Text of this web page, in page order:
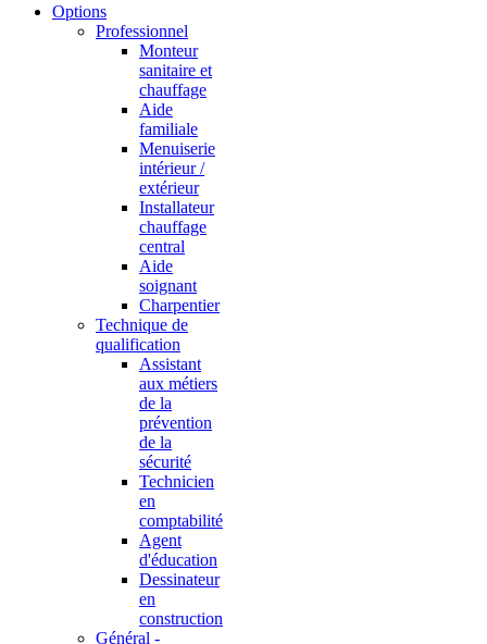
Options
Professionnel
Monteur
sanitaire et
chauffage
Aide
familiale
Menuiserie
intérieur /
extérieur
Installateur
chauffage
central
Aide
soignant
Charpentier
Technique de
qualification
Assistant
aux métiers
de la
prévention
de la
sécurité
Technicien
en
comptabilité
Agent
d'éducation
Dessinateur
en
construction
Général -